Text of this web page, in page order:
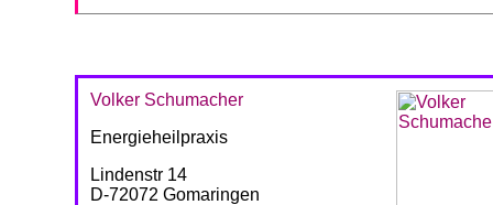
Volker Schumacher
Energieheilpraxis
Lindenstr 14
D-72072 Gomaringen